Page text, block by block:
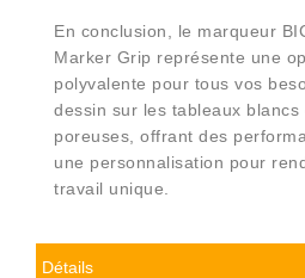
En conclusion, le marqueur
Marker Grip représente une
polyvalente pour tous vos
dessin sur les tableaux
poreuses, offrant des
une personnalisation pour
travail unique.
Détails